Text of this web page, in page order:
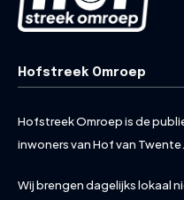
Hofstreek Omroep
Hofstreek Omroep is de
inwoners van Hof van Twente.
Wij brengen dagelijks lokaal